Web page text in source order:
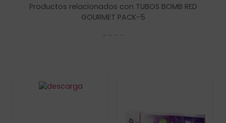
Productos relacionados con TUBOS BOMB RED
GOURMET PACK-5